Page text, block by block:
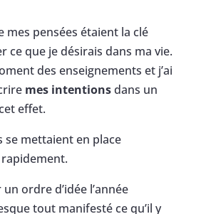
mes pensées étaient la clé
ce que je désirais dans ma vie.
des enseignements et j’ai
mes intentionsdans un
effet.
se mettaient en place
ordre d’idée l’année
tout manifesté ce qu’il y